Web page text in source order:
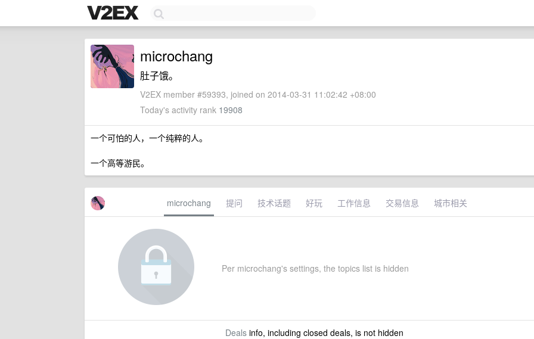
microchang
肚子饿。
V2EX member #59393, joined on 2014-03-31 11:02:42 +08:00
Today's activity rank 19908
一个可怕的人，一个纯粹的人。
一个高等游民。
microchang 提问 技术话题 好玩 工作信息 交易信息 城市相关
Per microchang's settings, the topics list is hidden
Dealsinfo, including closed deals, is not hidden